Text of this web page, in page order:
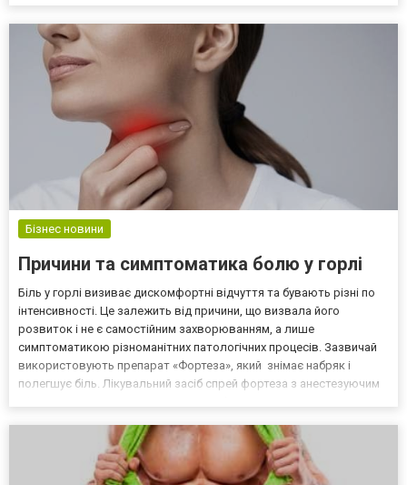
Бізнес новини
Причини та симптоматика болю у горлі
Біль у горлі визиває дискомфортні відчуття та бувають різні по
інтенсивності. Це залежить від причини, що визвала його
розвиток і не є самостійним захворюванням, а лише
симптоматикою різноманітних патологічних процесів. Зазвичай
використовують препарат «Фортеза», який знімає набряк і
полегшує біль. Лікувальний засіб спрей фортеза з анестезуючим